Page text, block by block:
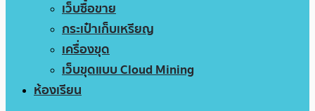
เว็บซื้อขาย
กระเป๋าเก็บเหรียญ
เครื่องขุด
เว็บขุดแบบ Cloud Mining
ห้องเรียน